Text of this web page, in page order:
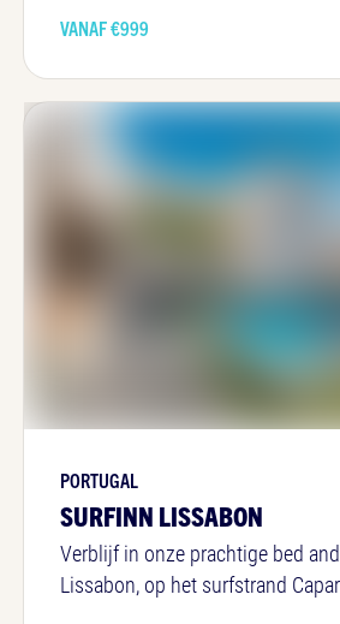
VANAF €999
PORTUGAL
SURFINN LISSABON
Verblijf in onze prachtige bed
Lissabon, op het surfstrand